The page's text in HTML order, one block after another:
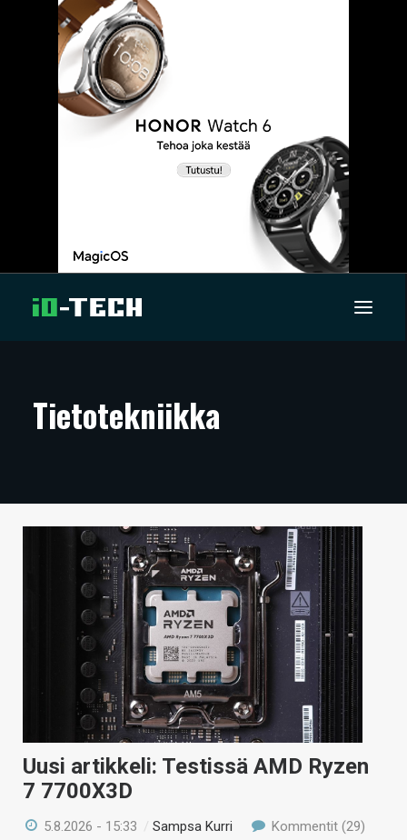
ARTIKKELIT
TECHBBS
VAIHDA TEEMA
Tietotekniikka
Uusi artikkeli: Testissä AMD Ryzen
7 7700X3D
5.8.2026 - 15:33 /Sampsa Kurri Kommentit (29)